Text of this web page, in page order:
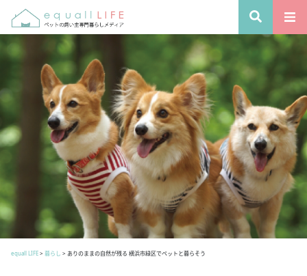
equall LIFE> 暮らし > ありのままの自然が残る 横浜市緑区でペットと暮らそう